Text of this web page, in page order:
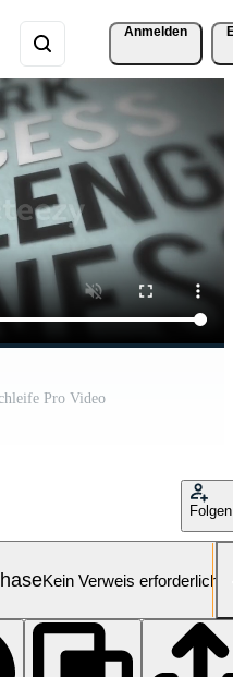
Anmelden
Pro Video
Folgen
Kein Verweis erforderlich